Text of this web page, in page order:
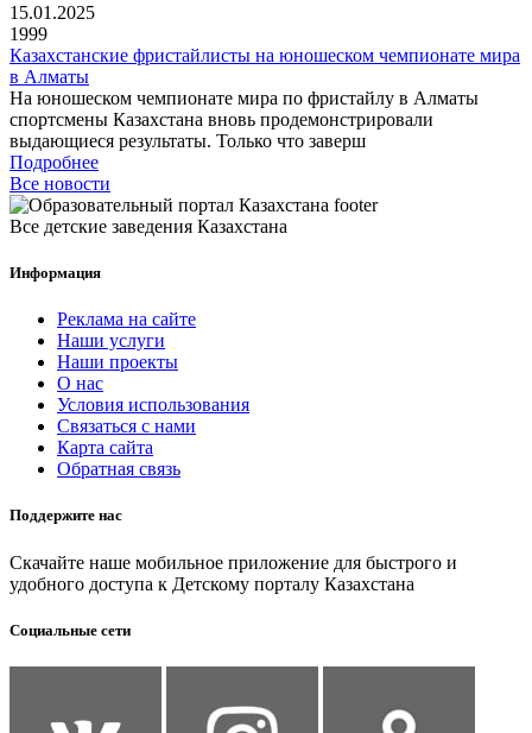
15.01.2025
1999
Казахстанские фристайлисты на юношеском чемпионате мира
в Алматы
На юношеском чемпионате мира по фристайлу в Алматы
спортсмены Казахстана вновь продемонстрировали
выдающиеся результаты. Только что заверш
Подробнее
Все новости
Все детские заведения Казахстана
Информация
Реклама на сайте
Наши услуги
Наши проекты
О нас
Условия использования
Связаться с нами
Карта сайта
Обратная связь
Поддержите нас
Скачайте наше мобильное приложение для быстрого и
удобного доступа к Детскому порталу Казахстана
Социальные сети